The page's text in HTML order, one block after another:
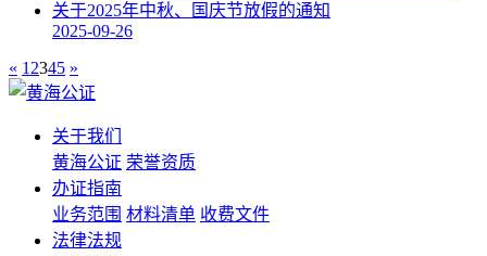
关于2025年中秋、国庆节放假的通知
2025-09-26
« 1 2345 »
关于我们
黄海公证 荣誉资质
办证指南
业务范围 材料清单 收费文件
法律法规